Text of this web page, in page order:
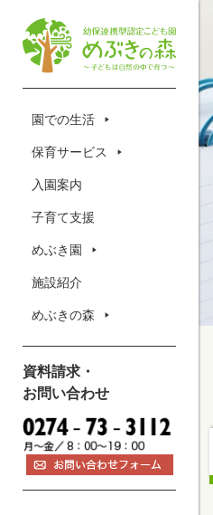
園での生活
保育サービス
入園案内
子育て支援
めぶき園
施設紹介
めぶきの森
資料請求・
お問い合わせ